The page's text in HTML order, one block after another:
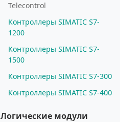
Telecontrol
Контроллеры SIMATIC S7-
1200
Контроллеры SIMATIC S7-
1500
Контроллеры SIMATIC S7-300
Контроллеры SIMATIC S7-400
Логические модули